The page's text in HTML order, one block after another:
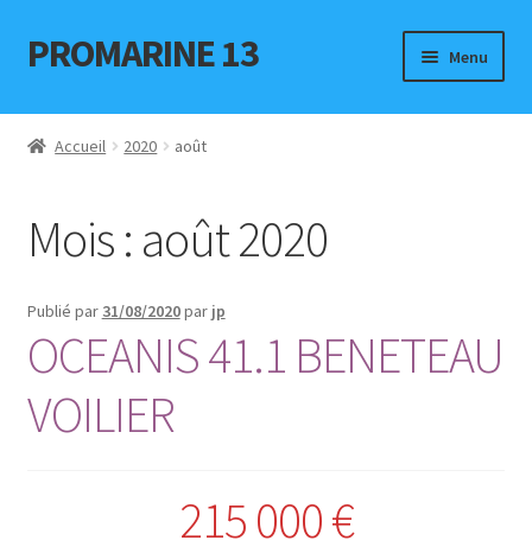
Aller
à
navigation
Aller
au
PROMARINE 13 Menu
Accueil
ELECTRONIQUE
Politique de confidentialité
Annonces occasions
Places de port
Accueil 2020 août
Mois : août 2020
Publié par 31/08/2020par jp
OCEANIS 41.1 BENETEAU
VOILIER
215 000 €